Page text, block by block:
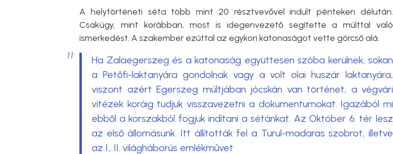
A helytörténeti séta több mint 20 résztvevővel indult pénteken délután.
Csakúgy, mint korábban, most is idegenvezető segítette a múlttal való
ismerkedést. A szakember ezúttal az egykori katonaságot vette górcső alá.
Ha Zalaegerszeg és a katonaság együttesen szóba kerülnek, sokan
a Petőfi-laktanyára gondolnak vagy a volt olai huszár laktanyára,
viszont azért Egerszeg múltjában jócskán van történet, a végvári
vitézek koráig tudjuk visszavezetni a dokumentumokat. Igazából mi
ebből a korszakból fogjuk indítani a sétánkat. Az Október 6. tér lesz
az első állomásunk. Itt állították fel a Turul-madaras szobrot, illetve
az I., II. világháborús emlékművet